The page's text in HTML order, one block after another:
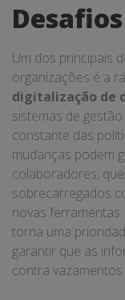
Um dos principais
organizações é a
digitalização de
sistemas de
constante das
mudanças podem
colaboradores,
sobrecarregados
novas
torna uma
garantir que as
contra